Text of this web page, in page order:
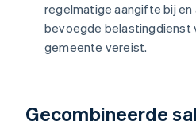
regelmatige aangifte bij en
bevoegde belastingdienst
gemeente vereist.
Gecombineerde